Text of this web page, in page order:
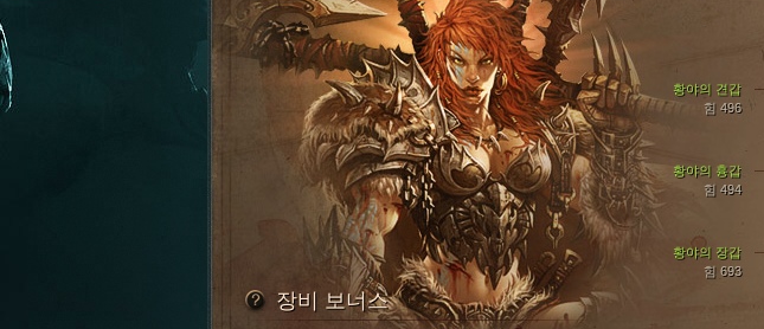
황야의 흉갑
힘 494
황야의 장갑
힘 693
황야의 견갑
힘 496
장비 보너스